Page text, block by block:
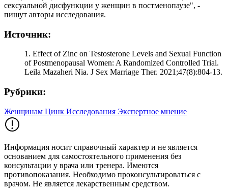
сексуальной дисфункции у женщин в постменопаузе", -
пишут авторы исследования.
Источник:
1. Effect of Zinc on Testosterone Levels and Sexual Function
of Postmenopausal Women: A Randomized Controlled Trial.
Leila Mazaheri Nia. J Sex Marriage Ther. 2021;47(8):804-13.
Рубрики:
Женщинам Цинк Исследования Экспертное мнение
Информация носит справочный характер и не является
основанием для самостоятельного применения без
консультации у врача или тренера. Имеются
противопоказания. Необходимо проконсультироваться с
врачом. Не является лекарственным средством.